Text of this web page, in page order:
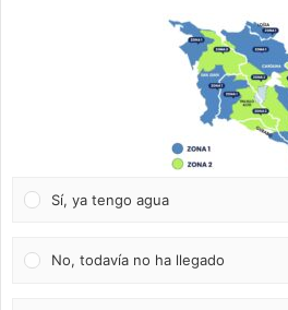
Sí, ya tengo agua
No, todavía no ha llegado